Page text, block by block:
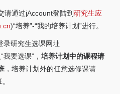
请通过jAccount登陆到研究生应
)“培养”-“我的培养计划”进行。
录研究生选课网址
“我要选课”，培养计划中的课程请
，培养计划外的任意选修课请